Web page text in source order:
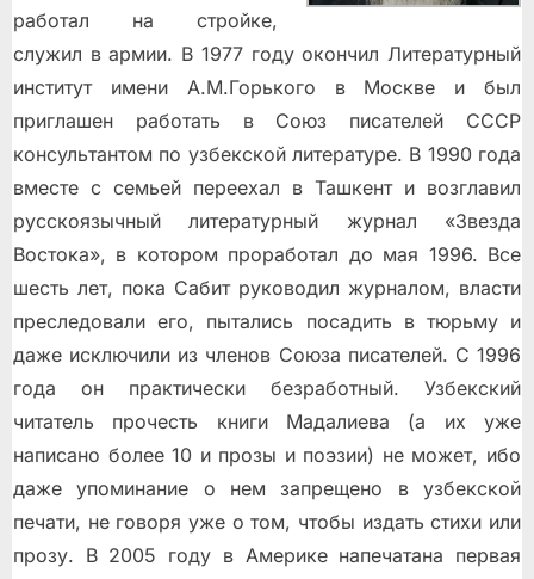
работал на стройке,
служил в армии. В 1977 году окончил Литературный
институт имени А.М.Горького в Москве и был
приглашeн работать в Союз писателей СССР
консультантом по узбекской литературе. В 1990 года
вместе с семьей переехал в Ташкент и возглавил
русскоязычный литературный журнал «Звезда
Востока», в котором проработал до мая 1996. Все
шесть лет, пока Сабит руководил журналом, власти
преследовали его, пытались посадить в тюрьму и
даже исключили из членов Союза писателей. С 1996
года он практически безработный. Узбекский
читатель прочесть книги Мадалиева (а их уже
написано более 10 и прозы и поэзии) не может, ибо
даже упоминание о нем запрещено в узбекской
печати, не говоря уже о том, чтобы издать стихи или
прозу. В 2005 году в Америке напечатана первая